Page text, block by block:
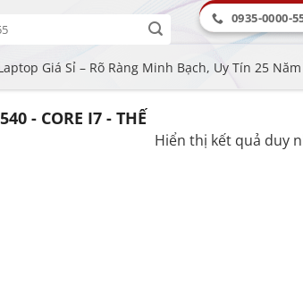
0935-0000-
Giá Sỉ – Rõ Ràng Minh Bạch, Uy Tín 25 Năm
- CORE I7 - THẾ
Hiển thị kết quả duy